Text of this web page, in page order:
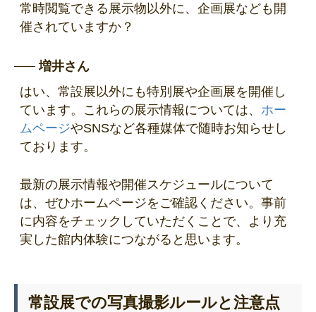
常時閲覧できる展示物以外に、企画展なども開
催されていますか？
増井さん
はい、常設展以外にも特別展や企画展を開催し
ています。これらの展示情報については、 ホー
ムページやSNSなど各種媒体で随時お知らせし
ております。
最新の展示情報や開催スケジュールについて
は、ぜひホームページをご確認ください。事前
に内容をチェックしていただくことで、より充
実した館内体験につながると思います。
常設展での写真撮影ルールと注意点